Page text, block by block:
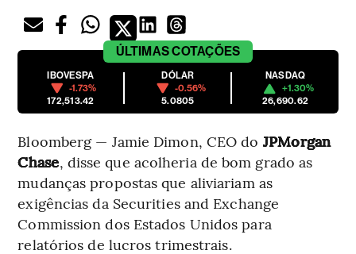
ÚLTIMASCOTAÇÕES
IBOVESPA
-1.73%
172,513.42
DÓLAR
-0.56%
5.0805
NASDAQ
+1.30%
26,690.62
Bloomberg — Jamie Dimon, CEO do JPMorgan
Chase, disse que acolheria de bom grado as
mudanças propostas que aliviariam as
exigências da Securities and Exchange
Commission dos Estados Unidos para
relatórios de lucros trimestrais.